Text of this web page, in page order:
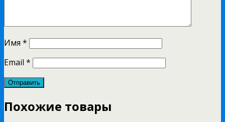
Имя *
Email *
Похожие товары